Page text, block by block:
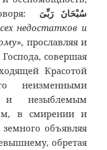
недостатков и
прославляя и
совершая
Красотой
неизменными
и незыблемым
в смирении и
объявляя
обретая